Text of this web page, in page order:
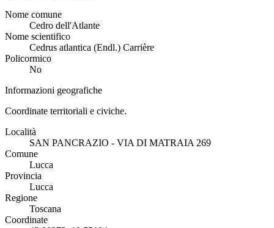
Nome comune
Cedro dell'Atlante
Nome scientifico
Cedrus atlantica (Endl.) Carrière
Policormico
No
Informazioni geografiche
Coordinate territoriali e civiche.
Località
SAN PANCRAZIO - VIA DI MATRAIA 269
Comune
Lucca
Provincia
Lucca
Regione
Toscana
Coordinate